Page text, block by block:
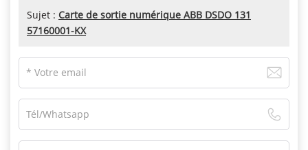
Sujet : Carte de sortie numérique ABB DSDO 131
57160001-KX